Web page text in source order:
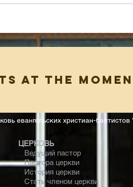
at the
евангельских христиан-
ЦЕРКОВЬ
Ведущий пастор
Пастора церкви
История церкви
Стать членом церкви